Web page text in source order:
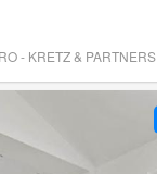
- KRETZ & PARTNERS